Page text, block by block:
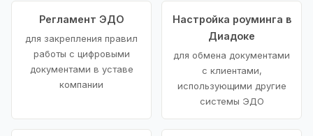
Регламент ЭДО
для закрепления правил
работы с цифровыми
документами в уставе
компании
Настройка роуминга в
Диадоке
для обмена документами
с клиентами,
использующими другие
системы ЭДО